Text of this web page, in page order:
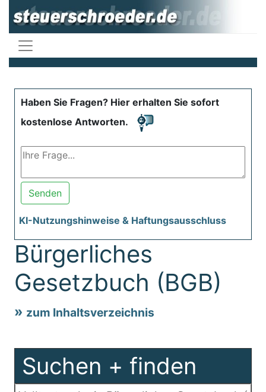
Haben Sie Fragen? Hier erhalten Sie sofort
kostenlose Antworten.
Senden
KI-Nutzungshinweise & Haftungsausschluss
Bürgerliches
Gesetzbuch (BGB)
zum Inhaltsverzeichnis
Suchen + finden